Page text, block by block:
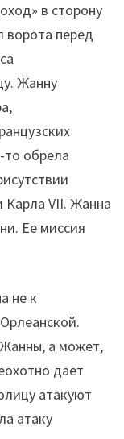
в сторону
ворота перед
Жанну
обрела
Карла VII. Жанна
Ее миссия
не к
а может,
дает
атакуют
атаку